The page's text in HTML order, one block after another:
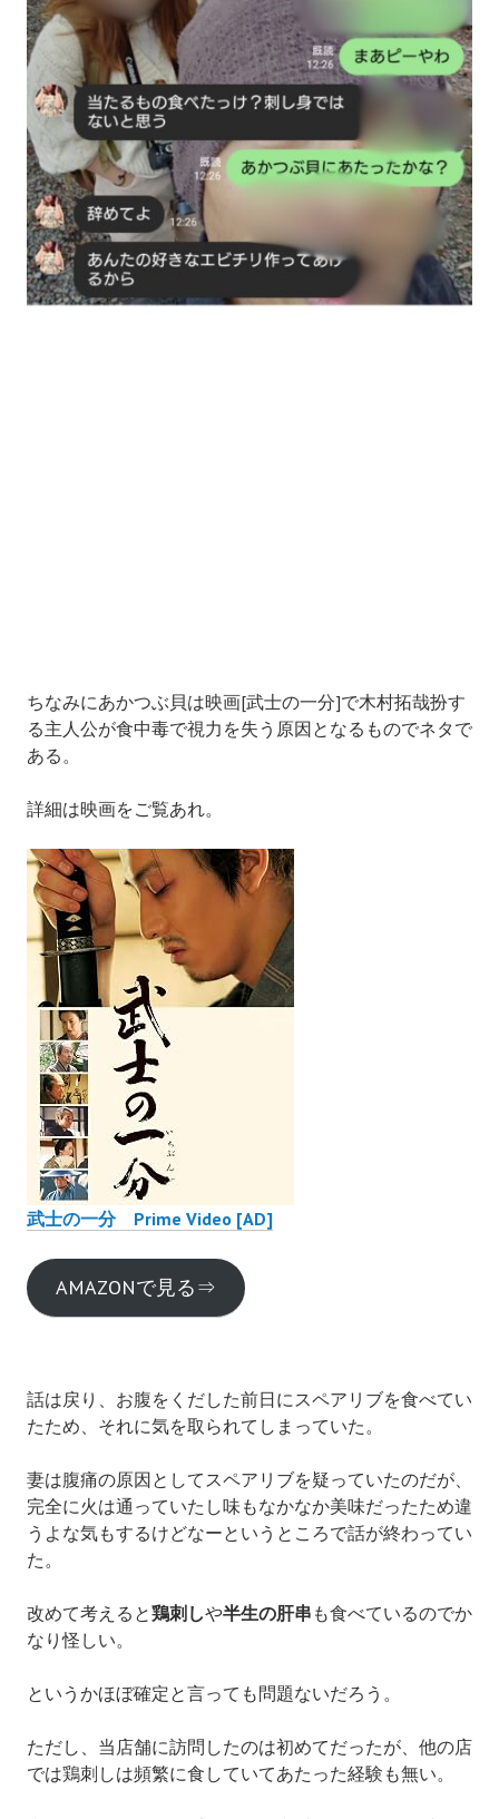
ちなみにあかつぶ貝は映画[武士の一分]で木村拓哉扮す
る主人公が食中毒で視力を失う原因となるものでネタで
ある。
詳細は映画をご覧あれ。
武士の一分 Prime Video [AD]
AMAZONで見る⇒
話は戻り、お腹をくだした前日にスペアリブを食べてい
たため、それに気を取られてしまっていた。
妻は腹痛の原因としてスペアリブを疑っていたのだが、
完全に火は通っていたし味もなかなか美味だったため違
うよな気もするけどなーというところで話が終わってい
た。
改めて考えると鶏刺しや半生の肝串 も食べているのでか
なり怪しい。
というかほぼ確定と言っても問題ないだろう。
ただし、当店舗に訪問したのは初めてだったが、他の店
では鶏刺しは頻繁に食していてあたった経験も無い。